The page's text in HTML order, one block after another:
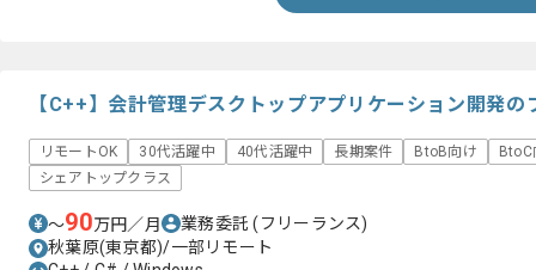
【C++】会計管理デスクトップアプリケーション開発
リモートOK 30代活躍中 40代活躍中 長期案件 BtoB向け
BtoC
シェアトップクラス
〜90万円／月 業務委託(フリーランス)
秋葉原(東京都)/一部リモート